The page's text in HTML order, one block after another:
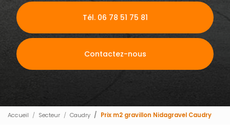
Tél. 06 78 51 75 81
Contactez-nous
Accueil Secteur Caudry Prix m2 gravillon Nidagravel Caudry